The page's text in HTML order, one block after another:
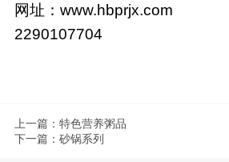
网址： www.hbprjx.com
2290107704
上一篇：特色营养粥品
下一篇：砂锅系列